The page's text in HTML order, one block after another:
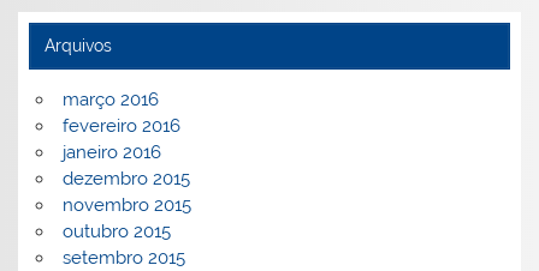
Arquivos
março 2016
fevereiro 2016
janeiro 2016
dezembro 2015
novembro 2015
outubro 2015
setembro 2015